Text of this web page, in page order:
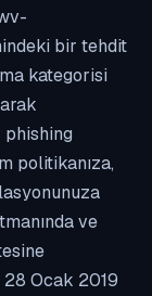
bir tehdit
kategorisi
phishing
politikanıza,
ve
Ocak 2019